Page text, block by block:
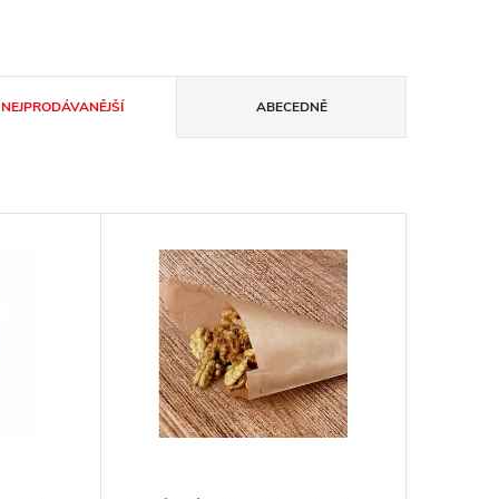
NEJPRODÁVANĚJŠÍ ABECEDNĚ